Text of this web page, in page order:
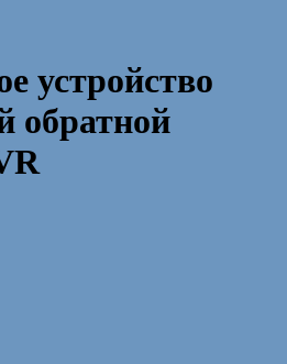
устройство
обратной